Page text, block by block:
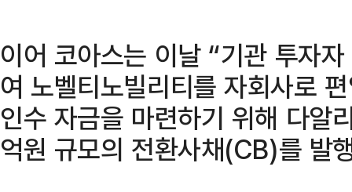
이어 코아스는 이날 “기관 투자
여 노벨티노빌리티를 자회사로
인수 자금을 마련하기 위해 다
억원 규모의 전환사채(CB)를 발